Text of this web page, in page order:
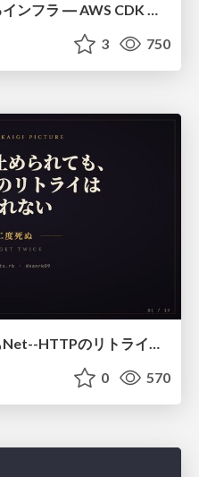
ソフトウェア設計に溶けるインフラ ― AWS CDK のインフラ認識論
3 750
0 570